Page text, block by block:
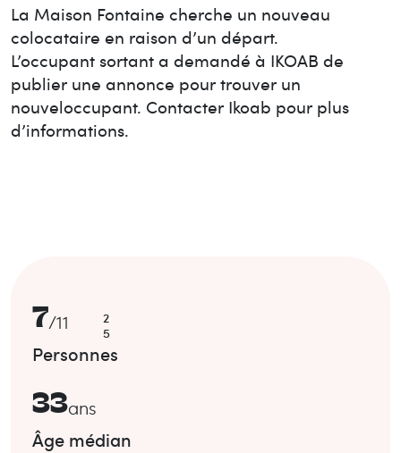
La Maison Fontaine cherche un nouveau
colocataire en raison d’un départ.
L’occupant sortant a demandé à IKOAB de
publier une annonce pour trouver un
nouveloccupant. Contacter Ikoab pour plus
d’informations.
7/11
2
5
Personnes
33ans
Âge médian